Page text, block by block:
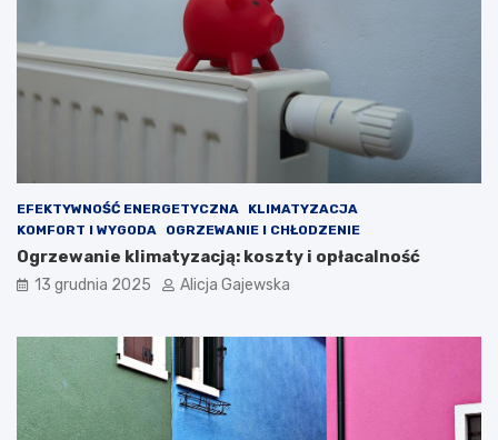
p
z
a
k
u
p
m
?
EFEKTYWNOŚĆ ENERGETYCZNA
KLIMATYZACJA
KOMFORT I WYGODA
OGRZEWANIE I CHŁODZENIE
Ogrzewanie klimatyzacją: koszty i opłacalność
13 grudnia 2025 Alicja Gajewska